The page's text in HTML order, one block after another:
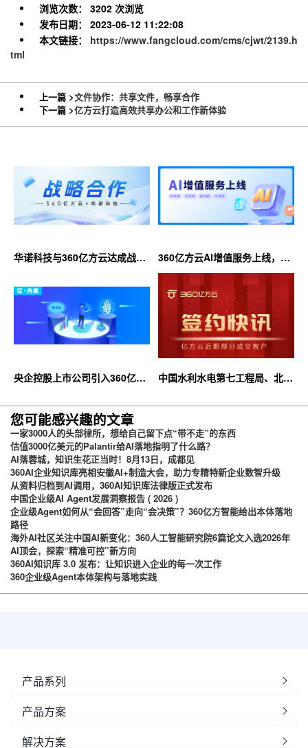
浏览次数：
3202 次浏览
发布日期：
2023-06-12 11:22:08
本文链接：
https://www.fangcloud.com/cms/cjwt/2139.h
tml
上一篇 >文件协作：共享文件，畅享合作
下一篇 >亿方云打造高效共享办公和工作新体验
华诺科技与360亿方云达成战略
360亿方云AI增值服务上线，超
大限时优惠等你来！
央企控股上市公司引入360亿方
台
中国水利水电第七工程局、北京
您可能感兴趣的文章
一家3000人的头部律所，想给自己留下点“带不走”的东西
估值3000亿美元的Palantir给AI落地指明了什么路？
AI落蓉城，知识生花正当时！8月13日，成都见
360AI企业知识库亮相安徽AI+制造大会，助力专精特新企业数智升级
从资料归档到AI调用，360AI知识库法律版正式发布
中国企业级AI Agent发展洞察报告 ( 2026 )
企业级Agent如何从“会回答”走向“会决策”？360亿方智能给出本体落地
路径
海外AI社区关注中国AI新变化：360人工智能研究院6篇论文入选2026年
AI顶会，探索“精准可控”新方向
360AI知识库 3.0 发布：让知识进入企业的每一次工作
360企业级Agent本体架构与落地实践
产品系列
产品方案
解决方案